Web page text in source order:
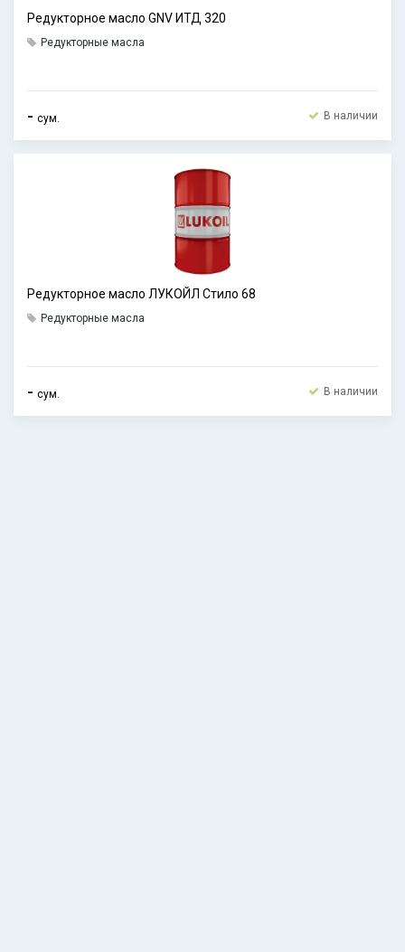
Редукторное масло GNV ИТД 320
Редукторные масла
- сум. В наличии
Редукторное масло ЛУКОЙЛ Стило 68
Редукторные масла
- сум. В наличии